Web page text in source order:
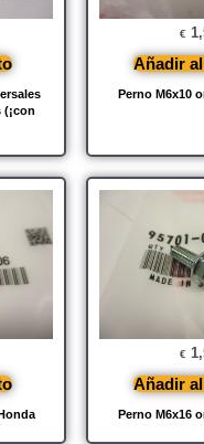
Perno M6x10
€
Añadir
Perno M6x16
€
Añadir